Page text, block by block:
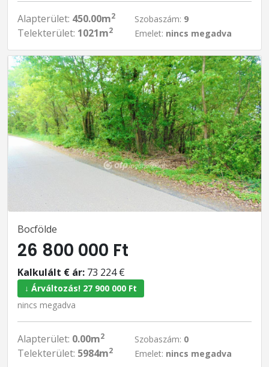
Alapterület: 450.00m2
Telekterület: 1021m2
Szobaszám: 9
Emelet: nincs megadva
Bocfölde
26 800 000 Ft
Kalkulált € ár: 73 224 €
↓ Árváltozás! 27 900 000 Ft
nincs megadva
Alapterület: 0.00m2
Telekterület: 5984m2
Szobaszám: 0
Emelet: nincs megadva